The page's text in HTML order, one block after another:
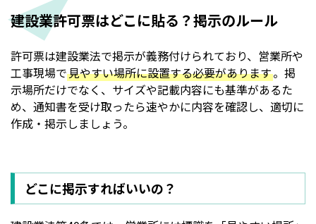
建設業許可票はどこに貼る？掲示のルール
許可票は建設業法で掲示が義務付けられており、営業所や
工事現場で見やすい場所に設置する必要があります。掲
示場所だけでなく、サイズや記載内容にも基準があるた
め、通知書を受け取ったら速やかに内容を確認し、適切に
作成・掲示しましょう。
どこに掲示すればいいの？